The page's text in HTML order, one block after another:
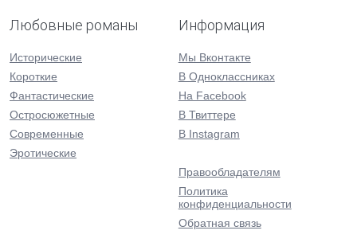
Любовные романы
Исторические
Короткие
Фантастические
Остросюжетные
Современные
Эротические
Информация
Мы Вконтакте
В Одноклассниках
На Facebook
В Твиттере
В Instagram
Правообладателям
Политика
конфиденциальности
Обратная связь